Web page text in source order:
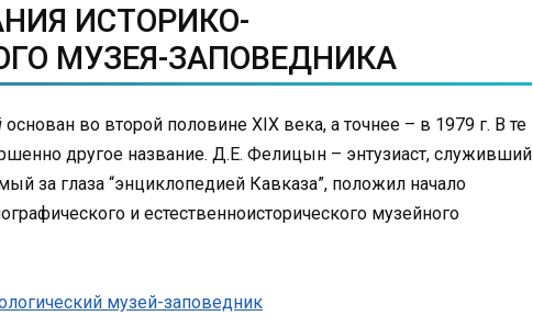
ИСТОРИКО-
МУЗЕЯ-ЗАПОВЕДНИКА
основан во второй половине XIX века, а точнее – в 1979 г. В те
другое название. Д.Е. Фелицын – энтузиаст, служивший
за глаза “энциклопедией Кавказа”, положил начало
и естественноисторического музейного